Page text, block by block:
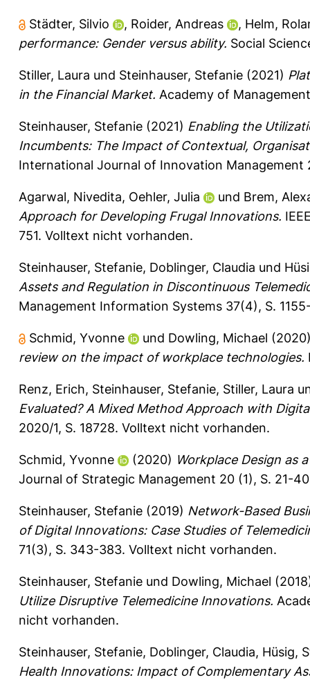
Städter, Silvio , Roider, Andreas , Helm,
performance: Gender versus ability. Social
Stiller, Laura und Steinhauser, Stefanie (2021)
in the Financial Market. Academy of
Steinhauser, Stefanie (2021) Enabling the
Incumbents: The Impact of Contextual,
International Journal of Innovation Management
Agarwal, Nivedita, Oehler, Julia und Brem,
Approach for Developing Frugal Innovations.
751. Volltext nicht vorhanden.
Steinhauser, Stefanie, Doblinger, Claudia und
Assets and Regulation in Discontinuous
Management Information Systems 37(4), S.
Schmid, Yvonne und Dowling, Michael
review on the impact of workplace technologies.
Renz, Erich, Steinhauser, Stefanie, Stiller, Laura
Evaluated? A Mixed Method Approach with
2020/1, S. 18728. Volltext nicht vorhanden.
Schmid, Yvonne (2020) Workplace Design as
Journal of Strategic Management 20 (1), S. 21-
Steinhauser, Stefanie (2019) Network-Based
of Digital Innovations: Case Studies of
71(3), S. 343-383. Volltext nicht vorhanden.
Steinhauser, Stefanie und Dowling, Michael
Utilize Disruptive Telemedicine Innovations.
nicht vorhanden.
Steinhauser, Stefanie, Doblinger, Claudia, Hüsig,
Health Innovations: Impact of Complementary